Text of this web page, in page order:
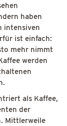
haben
intensiven
ist einfach:
mehr nimmt
werden
als Kaffee,
der
Mittlerweile